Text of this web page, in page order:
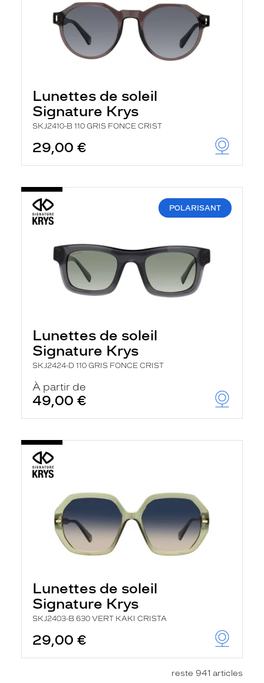
Lunettes de soleil
Signature Krys
SKJ2410-B 110 GRIS FONCE CRIST
29,00 €
POLARISANT
Lunettes de soleil
Signature Krys
SKJ2424-D 110 GRIS FONCE CRIST
À partir de
49,00 €
Lunettes de soleil
Signature Krys
SKJ2403-B 630 VERT KAKI CRISTA
29,00 €
reste 941 articles